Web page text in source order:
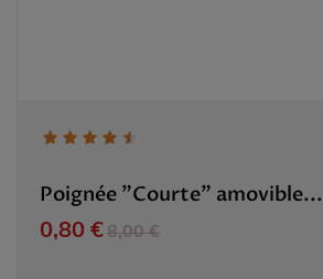
Poignée "Courte" amovible...
Prix
0,80 € Prix de base
8,00 €